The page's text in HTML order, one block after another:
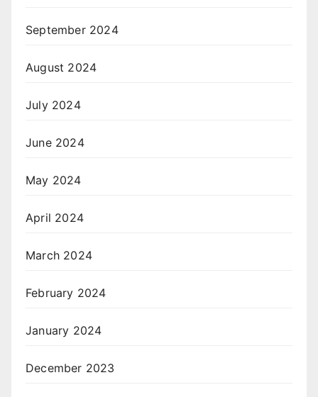
September 2024
August 2024
July 2024
June 2024
May 2024
April 2024
March 2024
February 2024
January 2024
December 2023